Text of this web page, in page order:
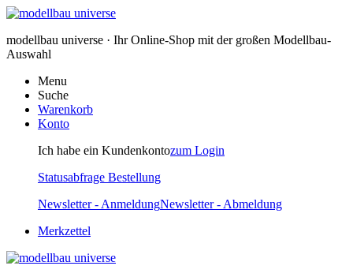
modellbau universe · Ihr Online-Shop mit der großen Modellbau-
Auswahl
Menu
Suche
Warenkorb
Konto
Ich habe ein Kundenkontozum Login
Statusabfrage Bestellung
Newsletter - AnmeldungNewsletter - Abmeldung
Merkzettel